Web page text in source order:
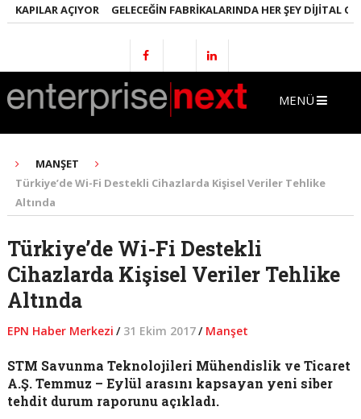
AÇIYOR GELECEĞIN FABRIKALARINDA HER ŞEY DIJITAL
MENÜ
MANŞET
Türkiye’de Wi-Fi Destekli Cihazlarda Kişisel Veriler Tehlike
Altında
Türkiye’de Wi-Fi Destekli
Cihazlarda Kişisel Veriler Tehlike
Altında
EPN Haber Merkezi / 31 Ekim 2017/ Manşet
STM Savunma Teknolojileri Mühendislik ve Ticaret
A.Ş. Temmuz – Eylül arasını kapsayan yeni siber
tehdit durum raporunu açıkladı.